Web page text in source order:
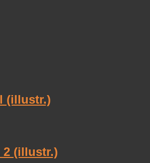
(illustr.)
2 (illustr.)